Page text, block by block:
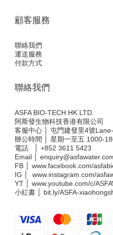
顧客服務
聯絡我們
運送服務
付款方式
聯絡我們
ASFA BIO-TECH HK LTD.
阿斯發生物科技香港有限公司
客服中心 │ 屯門建發里4號
辦公時間 │ 星期一至五 1000-
電話 │ +852 3611 5423
Email │
FB │ www.facebook.com/
IG │ www.instagram.com/
YT │ www.youtube.com/c/
小紅書 │ bit.ly/ASFA-